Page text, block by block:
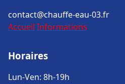
contact@chauffe-eau-03.fr
Accueil Informations
Horaires
Lun-Ven: 8h-19h